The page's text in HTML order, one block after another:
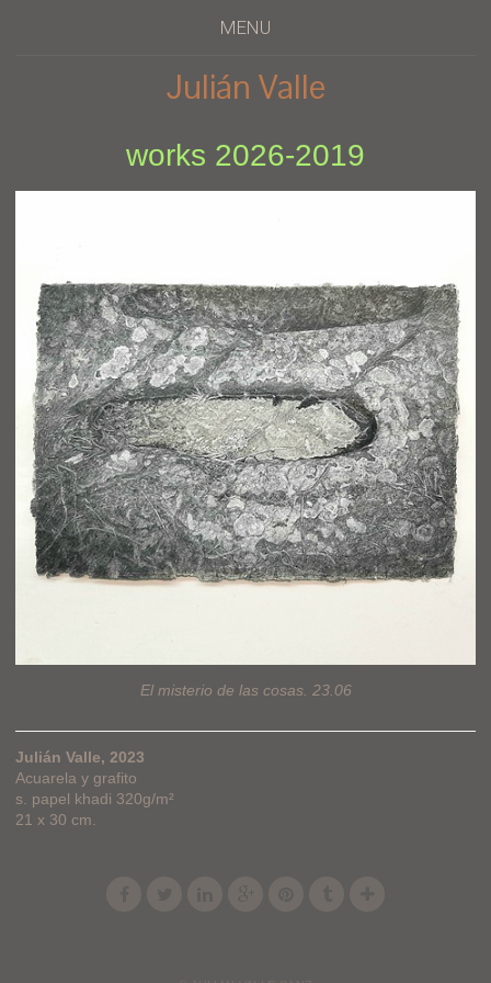
MENU
Julián Valle
works 2026-2019
El misterio de las cosas. 23.06
Julián Valle, 2023
Acuarela y grafito
s. papel khadi 320g/m²
21 x 30 cm.